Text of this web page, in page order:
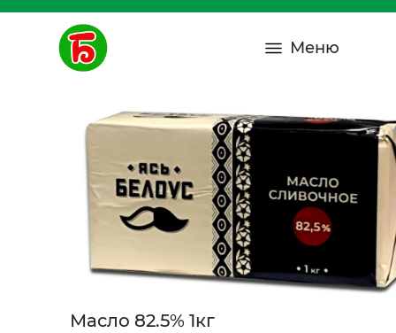
Меню
Масло 82.5% 1кг